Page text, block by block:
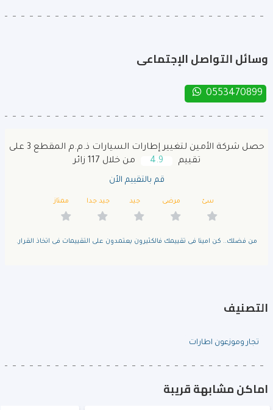
وسائل التواصل الإجتماعى
0553470899
حصل شركة الأمين لتغيير إطارات السيارات ذ.م.م المقطع 3 على
تقييم
4.9 من خلال 117 زائر
قم بالتقييم الأن
سئ مرضى جيد جيد جدا ممتاز
من فضلك.. كن امينا فى تقييمك فالكثيرون يعتمدون على التقييمات فى اتخاذ القرار.
التصنيف
تجار وموزعون اطارات
اماكن مشابهة قريبة